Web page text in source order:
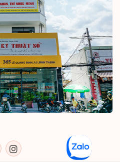
inkythuatso.com trên các mạng xã